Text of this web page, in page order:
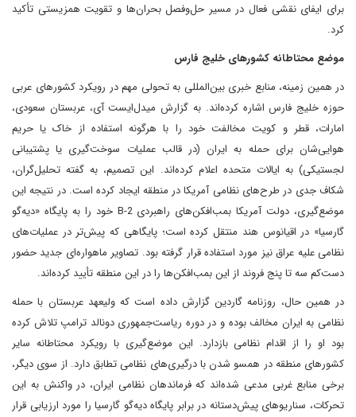
برای ایفای نقشی فعال در مسیر حل‌وفصل بحران‌ها و تقویت همزیستی تأکید
کرد.
موضع محتاطانه کشورهای خلیج فارس
در همین زمینه، منابع خبری بین‌المللی به تحولی مهم در رویکرد کشورهای عربی
حوزه خلیج فارس اشاره کرده‌اند. به گزارش میدل‌ایست آی، عربستان سعودی،
امارات، قطر و کویت مخالفت خود را با هرگونه استفاده از خاک یا حریم
هوایی‌شان برای حمله به ایران (در قالب عملیات سوخت‌گیری یا پشتیبانی
لجستیکی) به ایالات متحده اعلام کرده‌اند. این تصمیم، به گفته تحلیل‌گران،
شکاف جدی در طرح‌های نظامی آمریکا در منطقه ایجاد کرده است. در نتیجه این
موضع‌گیری، دولت آمریکا بمب‌افکن‌های راهبردی B-2 خود را به پایگاه «دیه‌گو
گارسیا» در اقیانوس هند منتقل کرده است؛ پایگاهی که پیش‌تر در عملیات‌های
نظامی علیه عراق نیز مورد استفاده قرار گرفته بود. تصاویر ماهواره‌ای جدید حضور
دست‌کم سه تا پنج فروند از این بمب‌افکن‌ها را در این منطقه تأیید کرده‌اند.
در همین حال، روزنامه گاردین گزارش داده است که ولیعهد عربستان با حمله
نظامی به ایران مخالف بوده و در دوره ریاست‌جمهوری دونالد ترامپ تلاش کرده
بود او را از اقدام نظامی بازدارد. این موضع‌گیری با رویکرد محتاطانه سایر
کشورهای منطقه در همسو شدن با درگیری‌های نظامی تطابق دارد. از سوی دیگر،
برخی منابع غربی مدعی شده‌اند که فرماندهان نظامی ایران، در واکنش به این
تحرکات، سناریوهای پیش‌دستانه در برابر پایگاه دیه‌گو گارسیا را مورد ارزیابی قرار